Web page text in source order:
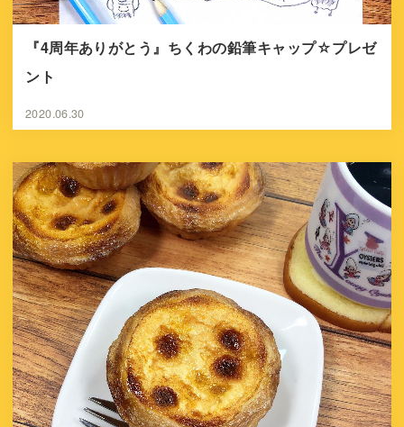
『4周年ありがとう』ちくわの鉛筆キャップ☆プレゼ
ント
2020.06.30